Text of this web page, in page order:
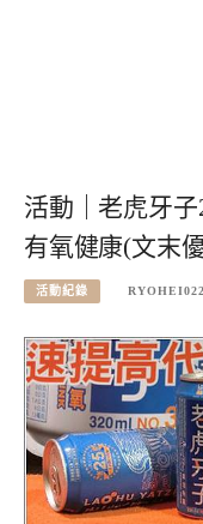
活動｜老虎牙
有氧健康(文末
活動紀錄